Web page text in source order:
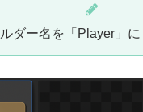
ダー名を「Player」に